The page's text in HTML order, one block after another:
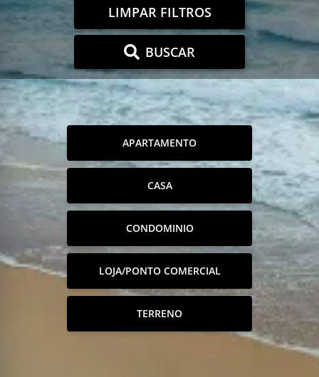
LIMPAR FILTROS
BUSCAR
APARTAMENTO
CASA
CONDOMINIO
LOJA/PONTO COMERCIAL
TERRENO